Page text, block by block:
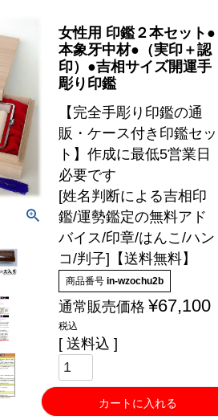
女性用 印鑑２本セット●
本象牙中材●（実印＋認
印）●吉相サイズ開運手
彫り印鑑
【完全手彫り印鑑の通
販・ケース付き印鑑セッ
ト】作成に最低5営業日
必要です
[姓名判断による吉相印
鑑/運勢鑑定の無料アド
バイス/印章/はんこ/ハン
コ/判子]【送料無料】
商品番号 in-wzochu2b
通常販売価格 ¥67,100
税込
送料込
カートに入れる